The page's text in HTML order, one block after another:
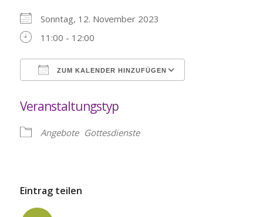
Sonntag, 12. November 2023
11:00 - 12:00
ZUM KALENDER HINZUFÜGEN
Veranstaltungstyp
Angebote Gottesdienste
Eintrag teilen